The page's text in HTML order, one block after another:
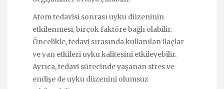
Atom tedavisi sonrası uyku düzeninin
etkilenmesi, birçok faktöre bağlı olabilir.
Öncelikle, tedavi sırasında kullanılan ilaçlar
ve yan etkileri uyku kalitesini etkileyebilir.
Ayrıca, tedavi sürecinde yaşanan stres ve
endişe de uyku düzenini olumsuz